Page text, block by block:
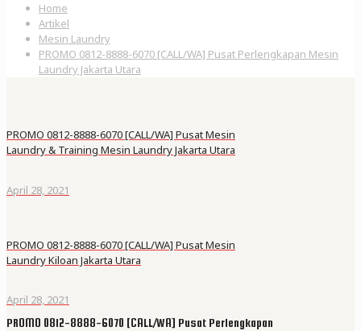
Home
Artikel
Mesin Laundry
PROMO 0812-8888-6070 [CALL/WA] Pusat Perlengkapan Mesin
Laundry Jakarta Utara
PROMO 0812-8888-6070 [CALL/WA] Pusat Mesin
Laundry & Training Mesin Laundry Jakarta Utara
April 28, 2021
PROMO 0812-8888-6070 [CALL/WA] Pusat Mesin
Laundry Kiloan Jakarta Utara
April 28, 2021
PROMO 0812-8888-6070 [CALL/WA] Pusat Perlengkapan